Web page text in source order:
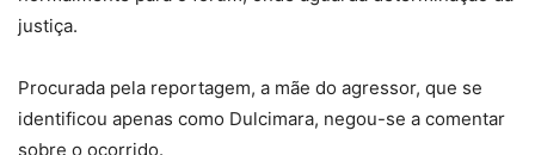
justiça.
Procurada pela reportagem, a mãe do agressor, que se
identificou apenas como Dulcimara, negou-se a comentar
sobre o ocorrido.